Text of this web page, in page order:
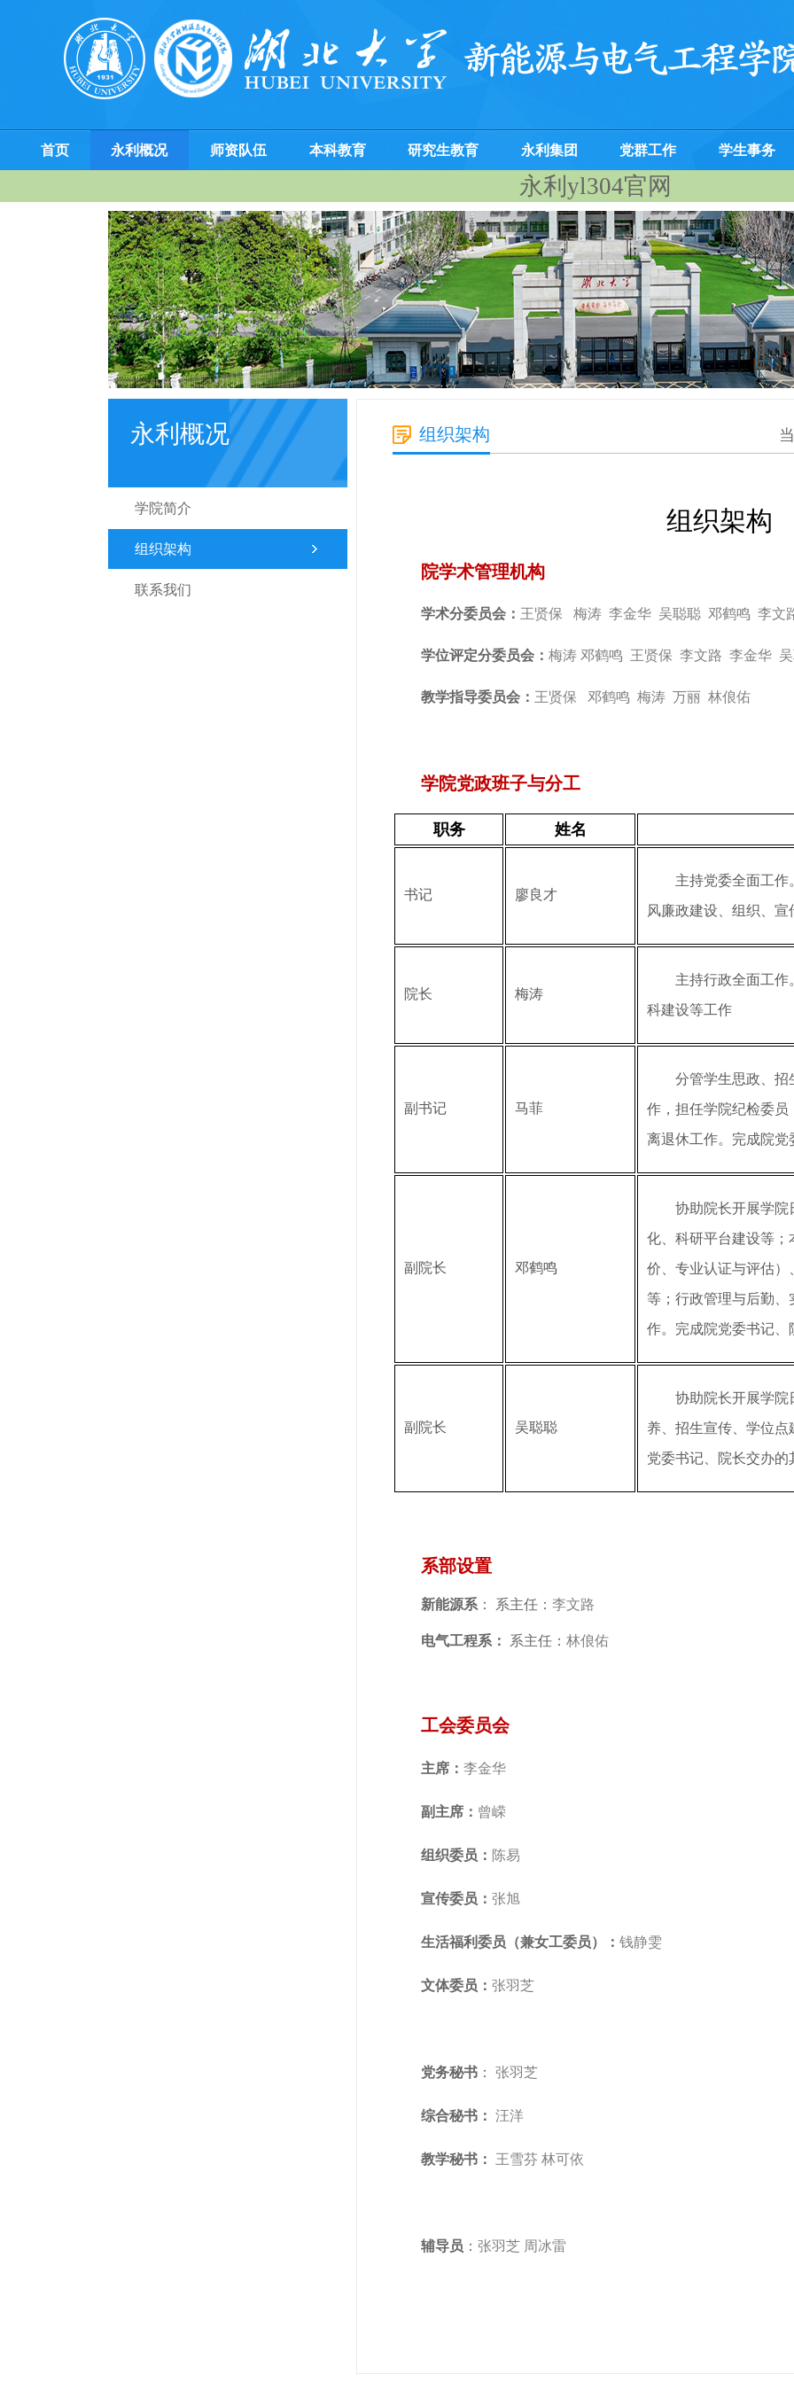
永利yl304官网
首页 永利概况 师资队伍 本科教育 研究生教育 永利集团 党群工作 学生事务
永利概况
学院简介
组织架构
联系我们
组织架构
组织架构
院学术管理机构
学术分委员会： 王贤保 梅涛 李金华 吴聪聪 邓鹤鸣 李文
学位评定分委员会： 梅涛 邓鹤鸣 王贤保 李文路 李金华
教学指导委员会： 王贤保 邓鹤鸣 梅涛 万丽 林俍佑
学院党政班子与分工
职务 姓名
书记 廖良才
主持党委全面工
风廉政建设、组织、
院长 梅涛
主持行政全面工
科建设等工作
副书记 马菲
分管学生思政、招
作，担任学院纪检委
离退休工作。完成院
副院长 邓鹤鸣
协助院长开展学院
化、科研平台建设等
价、专业认证与评估
等；行政管理与后勤
作。完成院党委书记、
副院长 吴聪聪
协助院长开展学院
养、招生宣传、学位
党委书记、院长交办的
系部设置
新能源系 ： 系主任： 李文路
电气工程系： 系主任： 林俍佑
工会委员会
主席： 李金华
副主席： 曾嵘
组织委员： 陈易
宣传委员： 张旭
生活福利委员 （兼女工委员） ： 钱静雯
文体委员： 张羽芝
党务秘书 ： 张羽芝
综合秘书： 汪洋
教学秘书： 王雪芬 林可依
辅导员 ： 张羽芝 周冰雷